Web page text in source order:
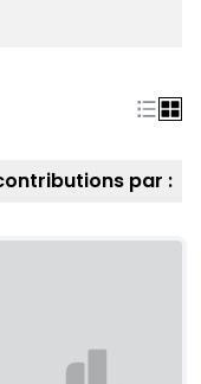
par :